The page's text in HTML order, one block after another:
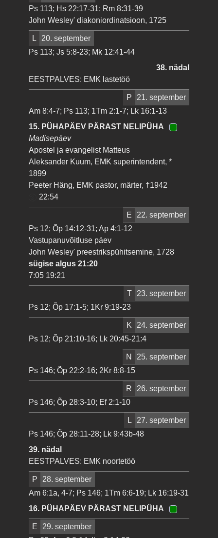
Ps 113; Hs 22:17-31; Rm 8:31-39
John Wesley' diakoniordinatsioon, 1725
L
20. september
Ps 113; Js 5:8-23; Mk 12:41-44
38. nädal
EESTPALVES: EMK lastetöö
P
21. september
Am 8:4-7; Ps 113; 1Tm 2:1-7; Lk 16:1-13
15. PÜHAPÄEV PÄRAST NELIPÜHA
Madisepäev
Apostel ja evangelist Matteus
Aleksander Kuum, EMK superintendent, *
1899
Peeter Häng, EMK pastor, märter, †1942
22:54
E
22. september
Ps 12; Õp 14:12-31; Ap 4:1-12
Vastupanuvõitluse päev
John Wesley' preestrikspühitsemine, 1728
sügise algus 21:20
7:05 19:21
T
23. september
Ps 12; Õp 17:1-5; 1Kr 9:19-23
K
24. september
Ps 12; Õp 21:10-16; Lk 20:45-21:4
N
25. september
Ps 146; Õp 22:2-16; 2Kr 8:8-15
R
26. september
Ps 146; Õp 28:3-10; Ef 2:1-10
L
27. september
Ps 146; Õp 28:11-28; Lk 9:43b-48
39. nädal
EESTPALVES: EMK noortetöö
P
28. september
Am 6:1a, 4-7; Ps 146; 1Tm 6:6-19; Lk 16:19-31
16. PÜHAPÄEV PÄRAST NELIPÜHA
E
29. september